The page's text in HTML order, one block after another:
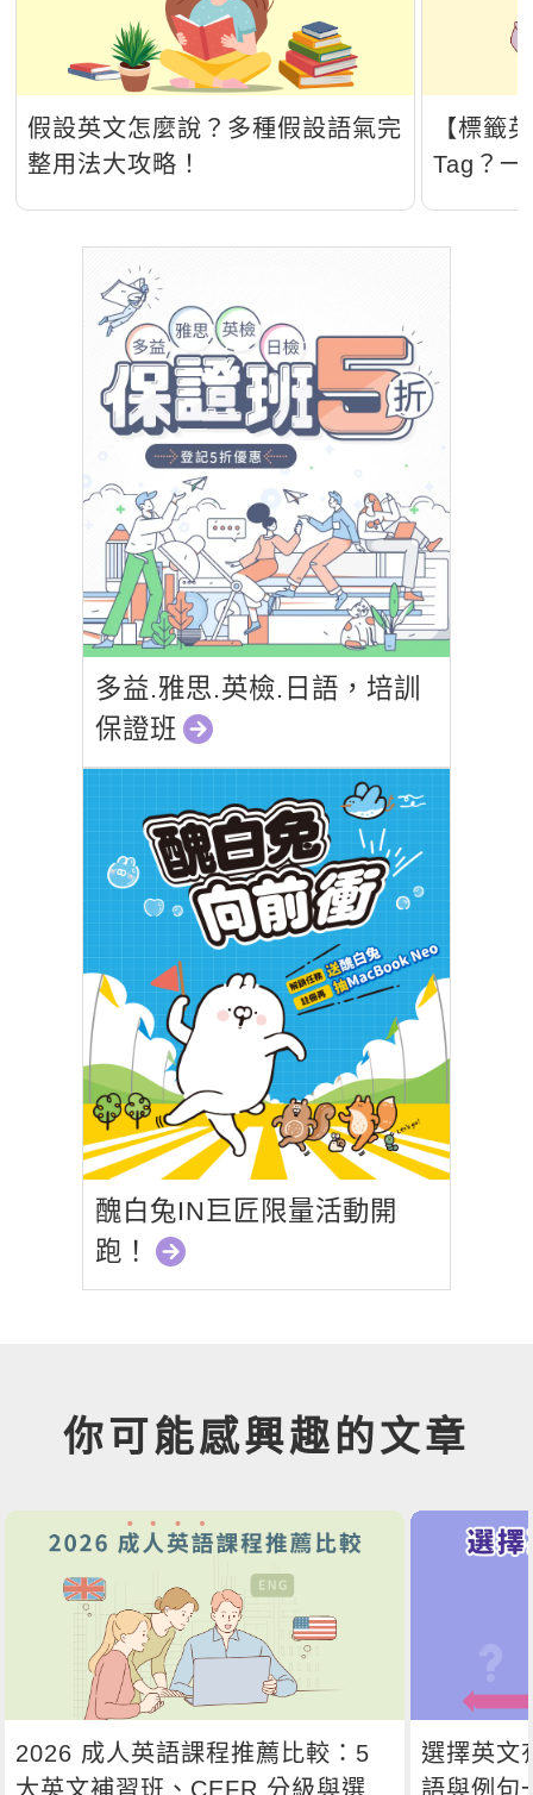
假設英文怎麼說？多種假設語氣完
整用法大攻略！
【標籤
Tag？一
多益.雅思.英檢.日語，培訓
保證班
醜白兔IN巨匠限量活動開
跑！
你可能感興趣的文章
2026 成人英語課程推薦比較：5
大英文補習班、CEFR 分級與選課
選擇英文
語與例句